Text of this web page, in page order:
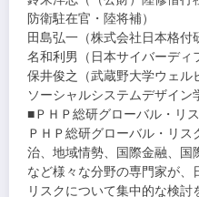
防衛駐在官・陸将補）
田島弘一（株式会社日本格付
名和利男（日本サイバーディ
保井俊之（武蔵野大学ウェ
ソーシャルシステムデザイン
■ＰＨＰ総研グローバル・リ
ＰＨＰ総研グローバル・リ
治、地域情勢、国際金融、国
など様々な分野の専門家が
リスクについて集中的な検